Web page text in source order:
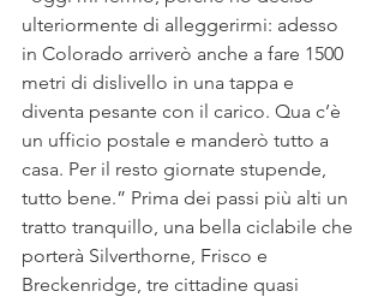
ulteriormente di alleggerirmi: adesso
in Colorado arriverò anche a fare 1500
metri di dislivello in una tappa e
diventa pesante con il carico. Qua c’è
un ufficio postale e manderò tutto a
casa. Per il resto giornate stupende,
tutto bene.” Prima dei passi più alti un
tratto tranquillo, una bella ciclabile che
porterà Silverthorne, Frisco e
Breckenridge, tre cittadine quasi